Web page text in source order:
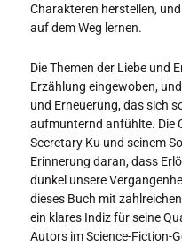
Charakteren herstellen,
auf dem Weg lernen.
Die Themen der Liebe und
Erzählung eingewoben,
und Erneuerung, das sich
aufmunternd anfühlte. Die
Secretary Ku und seinem
Erinnerung daran, dass
dunkel unsere
dieses Buch mit
ein klares Indiz für seine
Autors im Science-Fiction-